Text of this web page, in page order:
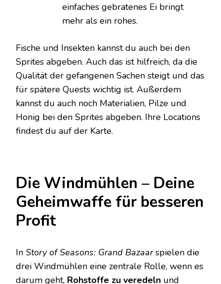
einfaches gebratenes Ei bringt
mehr als ein rohes.
Fische und Insekten kannst du auch bei den
Sprites abgeben. Auch das ist hilfreich, da die
Qualität der gefangenen Sachen steigt und das
für spätere Quests wichtig ist. Außerdem
kannst du auch noch Materialien, Pilze und
Honig bei den Sprites abgeben. Ihre Locations
findest du auf der Karte.
Die Windmühlen – Deine
Geheimwaffe für besseren
Profit
In Story of Seasons: Grand Bazaarspielen die
drei Windmühlen eine zentrale Rolle, wenn es
darum geht, Rohstoffe zu veredeln und